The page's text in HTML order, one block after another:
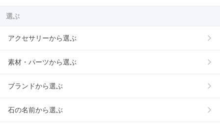
選ぶ
アクセサリーから選ぶ
素材・パーツから選ぶ
ブランドから選ぶ
石の名前から選ぶ